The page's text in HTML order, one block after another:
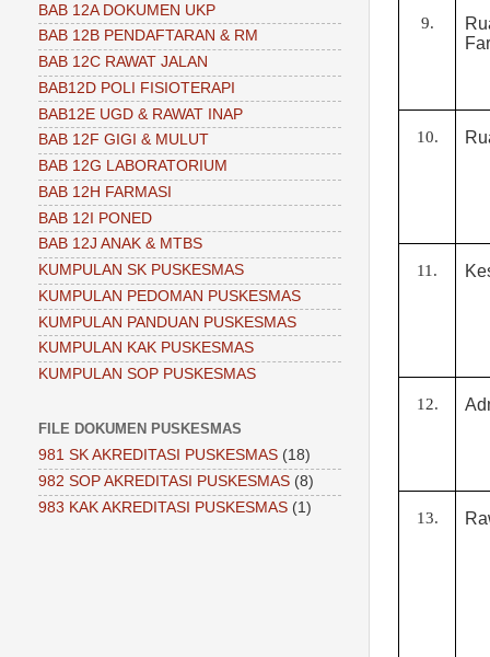
9.
10.
11.
12.
13.
BAB 12A DOKUMEN UKP
BAB 12B PENDAFTARAN & RM
BAB 12C RAWAT JALAN
BAB12D POLI FISIOTERAPI
BAB12E UGD & RAWAT INAP
BAB 12F GIGI & MULUT
BAB 12G LABORATORIUM
BAB 12H FARMASI
BAB 12I PONED
BAB 12J ANAK & MTBS
KUMPULAN SK PUSKESMAS
KUMPULAN PEDOMAN PUSKESMAS
KUMPULAN PANDUAN PUSKESMAS
KUMPULAN KAK PUSKESMAS
KUMPULAN SOP PUSKESMAS
FILE DOKUMEN PUSKESMAS
981 SK AKREDITASI PUSKESMAS (18)
982 SOP AKREDITASI PUSKESMAS (8)
983 KAK AKREDITASI PUSKESMAS (1)